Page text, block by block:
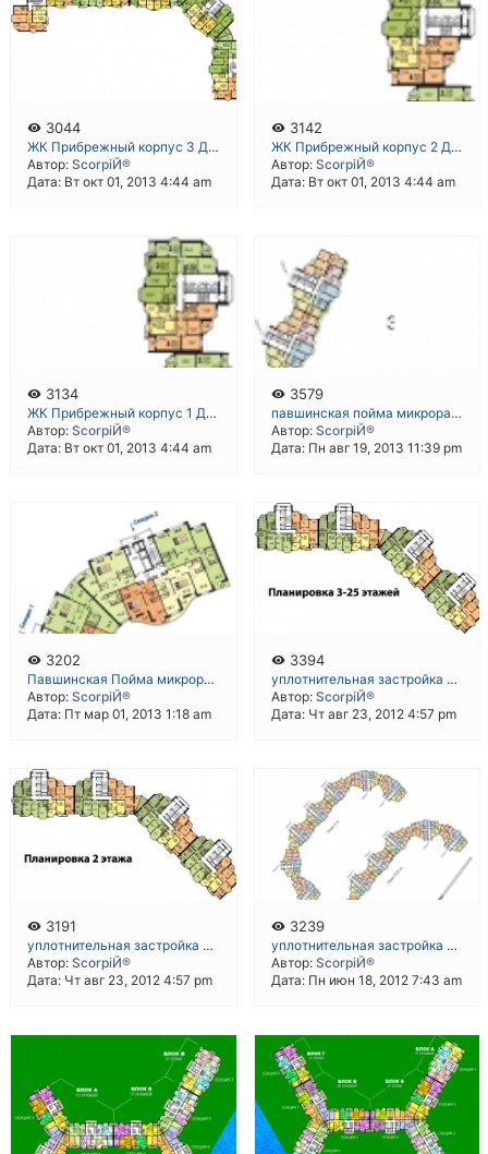
3044
ЖК Прибрежный корпус 3 ДСК-1 микрорайон 4 Павшинская Пойма Красногорск
Автор: ScorpiЙ®
Дата: Вт окт 01, 2013 4:44 am
3142
ЖК Прибрежный корпус 2 ДСК-1 микрорайон 4 Павшинская Пойма Красногорск
Автор: ScorpiЙ®
Дата: Вт окт 01, 2013 4:44 am
3134
ЖК Прибрежный корпус 1 ДСК-1 микрорайон 4 Павшинская Пойма Красногорск
Автор: ScorpiЙ®
Дата: Вт окт 01, 2013 4:44 am
3579
павшинская пойма микрорайон 4 корпус 41
Автор: ScorpiЙ®
Дата: Пн авг 19, 2013 11:39 pm
3202
Павшинская Пойма микрораойон 4 корпус 8 индивидуальный проект
Автор: ScorpiЙ®
Дата: Пт мар 01, 2013 1:18 am
3394
уплотнительная застройка ДСК 11-12 годов корпус 6а
Автор: ScorpiЙ®
Дата: Чт авг 23, 2012 4:57 pm
3191
уплотнительная застройка ДСК 11-12 годов корпус 6а
Автор: ScorpiЙ®
Дата: Чт авг 23, 2012 4:57 pm
3239
уплотнительная застройка ДСК 11-12 годов корпус 10
Автор: ScorpiЙ®
Дата: Пн июн 18, 2012 7:43 am